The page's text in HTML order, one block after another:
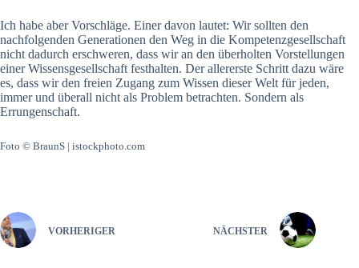
Ich habe aber Vorschläge. Einer davon lautet: Wir sollten den
nachfolgenden Generationen den Weg in die Kompetenzgesellschaft
nicht dadurch erschweren, dass wir an den überholten Vorstellungen
einer Wissensgesellschaft festhalten. Der allererste Schritt dazu wäre
es, dass wir den freien Zugang zum Wissen dieser Welt für jeden,
immer und überall nicht als Problem betrachten. Sondern als
Errungenschaft.
Foto © BraunS | istockphoto.com
VORHERIGER NÄCHSTER